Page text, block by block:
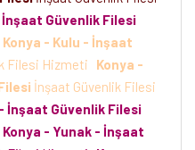
İnşaat Güvenlik Filesi
Konya - Kulu - İnşaat
Filesi Hizmeti
Konya -
İnşaat Güvenlik Filesi
İnşaat Güvenlik Filesi
Konya - Yunak - İnşaat